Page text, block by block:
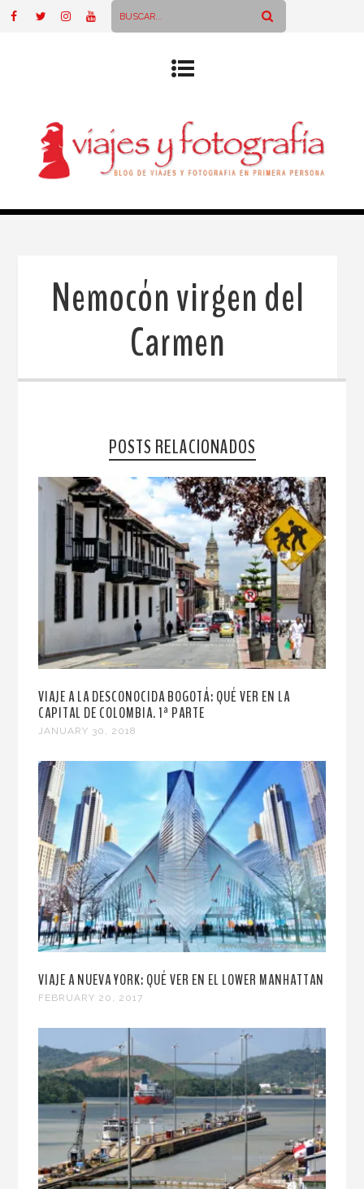
Nemocón virgen del
Carmen
POSTS RELACIONADOS
VIAJE A LA DESCONOCIDA BOGOTÁ: QUÉ VER EN LA
CAPITAL DE COLOMBIA. 1ª PARTE
JANUARY 30, 2018
VIAJE A NUEVA YORK: QUÉ VER EN EL LOWER MANHATTAN
FEBRUARY 20, 2017